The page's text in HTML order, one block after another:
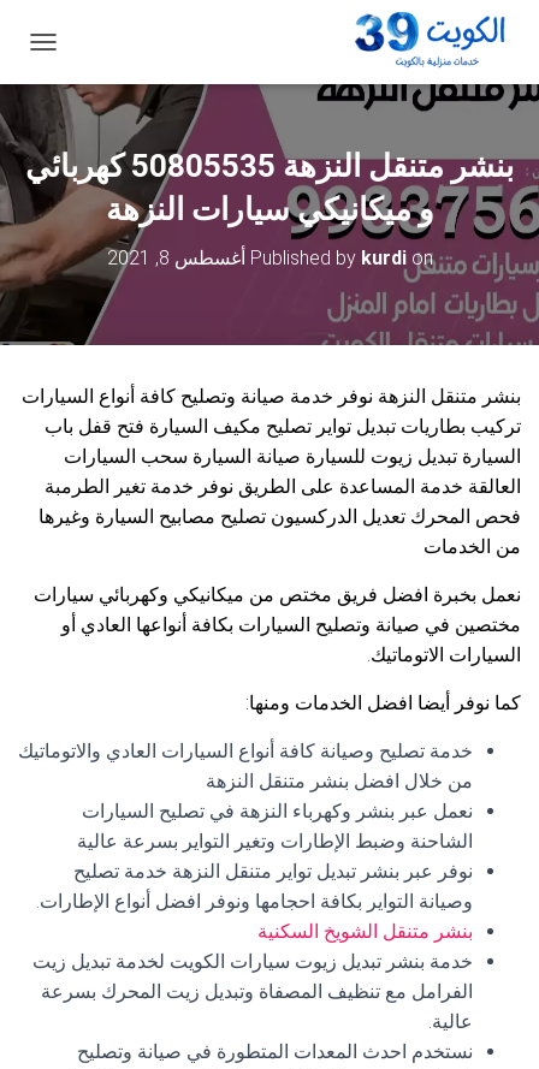
ب
ل
ا
ت
ن
ل
بنشر متنقل النزهة 50805535‬ كهربائي
و ميكانيكي سيارات النزهة
Published by kurdion أغسطس 8, 2021
بنشر متنقل النزهة نوفر خدمة صيانة وتصليح كافة أنواع السيارات
تركيب بطاريات تبديل تواير تصليح مكيف السيارة فتح قفل باب
السيارة تبديل زيوت للسيارة صيانة السيارة سحب السيارات
العالقة خدمة المساعدة على الطريق نوفر خدمة تغير الطرمبة
فحص المحرك تعديل الدركسيون تصليح مصابيح السيارة وغيرها
من الخدمات
نعمل بخبرة افضل فريق مختص من ميكانيكي وكهربائي سيارات
مختصين في صيانة وتصليح السيارات بكافة أنواعها العادي أو
السيارات الاتوماتيك.
كما نوفر أيضا افضل الخدمات ومنها:
خدمة تصليح وصيانة كافة أنواع السيارات العادي والاتوماتيك
من خلال افضل بنشر متنقل النزهة
نعمل عبر بنشر وكهرباء النزهة في تصليح السيارات
الشاحنة وضبط الإطارات وتغير التواير بسرعة عالية
نوفر عبر بنشر تبديل تواير متنقل النزهة خدمة تصليح
وصيانة التواير بكافة احجامها ونوفر افضل أنواع الإطارات.
بنشر متنقل الشويخ السكنية
خدمة بنشر تبديل زيوت سيارات الكويت لخدمة تبديل زيت
الفرامل مع تنظيف المصفاة وتبديل زيت المحرك بسرعة
عالية.
نستخدم احدث المعدات المتطورة في صيانة وتصليح